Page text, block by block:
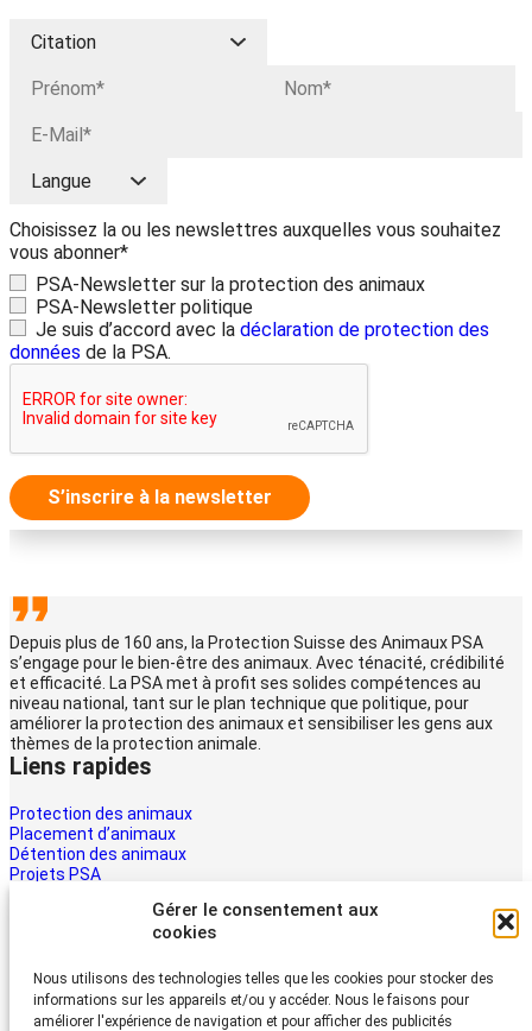
Gérer le consentement aux
cookies
Nous utilisons des technologies telles que les cookies pour stocker des
informations sur les appareils et/ou y accéder. Nous le faisons pour
améliorer l'expérience de navigation et pour afficher des publicités
Choisissez la ou les newslettres auxquelles vous souhaitez
vous abonner*
PSA-Newsletter sur la protection des animaux
PSA-Newsletter politique
Je suis d’accord avec la déclaration de protection des
données de la PSA.
S’inscrire à la newsletter
Depuis plus de 160 ans, la Protection Suisse des Animaux PSA
s’engage pour le bien-être des animaux. Avec ténacité, crédibilité
et efficacité. La PSA met à profit ses solides compétences au
niveau national, tant sur le plan technique que politique, pour
améliorer la protection des animaux et sensibiliser les gens aux
thèmes de la protection animale.
Liens rapides
Protection des animaux
Placement d’animaux
Détention des animaux
Projets PSA
Les animaux ont besoin d’aide – la vôtre aussi. Soutenez le travail
du Protection Suisse des Animaux PSA